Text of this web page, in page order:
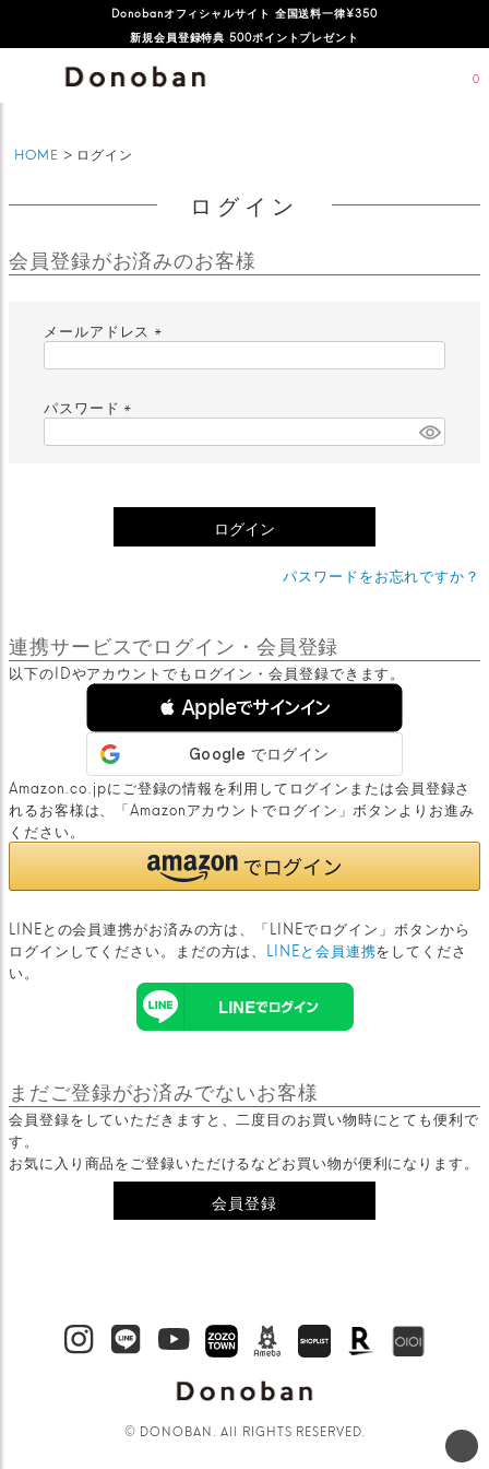
Donobanオフィシャルサイト 全国送料一律¥350
新規会員登録特典 500ポイントプレゼント
0
HOME ログイン
ログイン
会員登録がお済みのお客様
メールアドレス
)
パスワード
)
ログイン
パスワードをお忘れですか？
連携サービスでログイン・会員登録
以下のIDやアカウントでもログイン・会員登録できます。
 Appleでサインイン
Amazon.co.jpにご登録の情報を利用してログインまたは会員登録さ
れるお客様は、「Amazonアカウントでログイン」ボタンよりお進み
ください。
LINEとの会員連携がお済みの方は、「LINEでログイン」ボタンから
ログインしてください。まだの方は、 LINEと会員連携をしてくださ
い。
まだご登録がお済みでないお客様
会員登録をしていただきますと、二度目のお買い物時にとても便利で
す。
お気に入り商品をご登録いただけるなどお買い物が便利になります。
会員登録
© DONOBAN. All RIGHTS RESERVED.